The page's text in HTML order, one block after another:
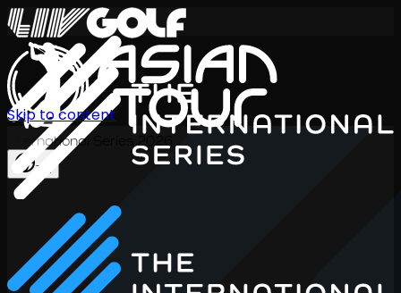
International Series 2026
TH
Skip to content